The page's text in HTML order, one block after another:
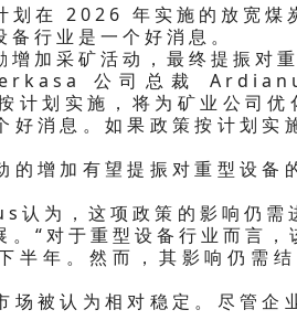
划在 2026 年实施的放宽
备行业是一个好消息。
增加采矿活动，最终提振对
公司总裁
计划实施，将为矿业公司
好消息。如果政策按计划
的增加有望提振对重型设
为，这项政策的影响仍需
。“对于重型设备行业而言
半年。然而，其影响仍需
场被认为相对稳定。尽管